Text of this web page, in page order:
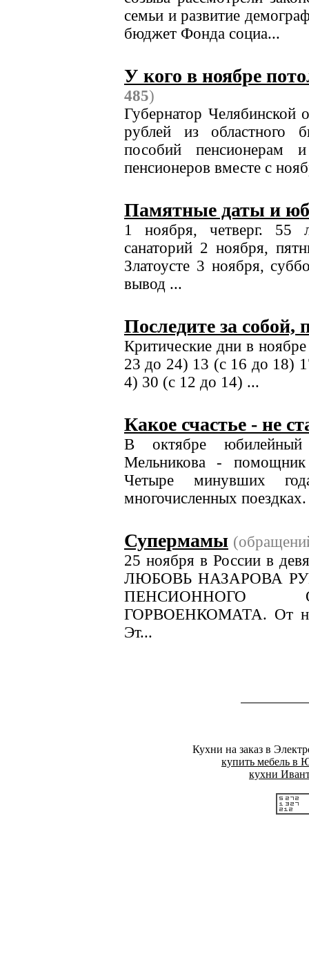
семьи и развитие
бюджет Фонда социа...
У кого в ноябре
485)
Губернатор
рублей из областного
пособий пенсионерам
пенсионеров вместе с
Памятные даты и
1 ноября, четверг. 55
санаторий 2 ноября,
Златоусте 3 ноября,
вывод ...
Последите за собой,
Критические дни в
23 до 24) 13 (с 16 до 18)
4) 30 (с 12 до 14) ...
Какое счастье - не
В октябре
Мельникова -
Четыре минувших
многочисленных
Супермамы
25 ноября в России в
ЛЮБОВЬ НАЗАРОВА
ПЕНСИОННОГО
ГОРВОЕНКОМАТА. От нее
Эт...
Кухни на заказ в
купить мебель в
кухни